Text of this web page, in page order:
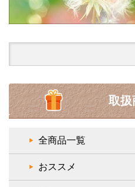
取扱
全商品一覧
おススメ